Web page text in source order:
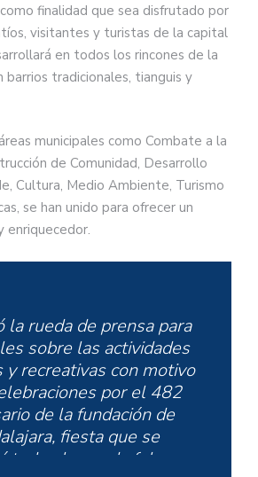
finalidad que sea disfrutado por
visitantes y turistas de la capital
en todos los rincones de la
barrios tradicionales, tianguis y
municipales como Combate a la
de Comunidad, Desarrollo
Cultura, Medio Ambiente, Turismo
se han unido para ofrecer un
enriquecedor.
la rueda de prensa para
sobre las actividades
y recreativas con motivo
por el 482
de la fundación de
fiesta que se
todo el mes de febrero,